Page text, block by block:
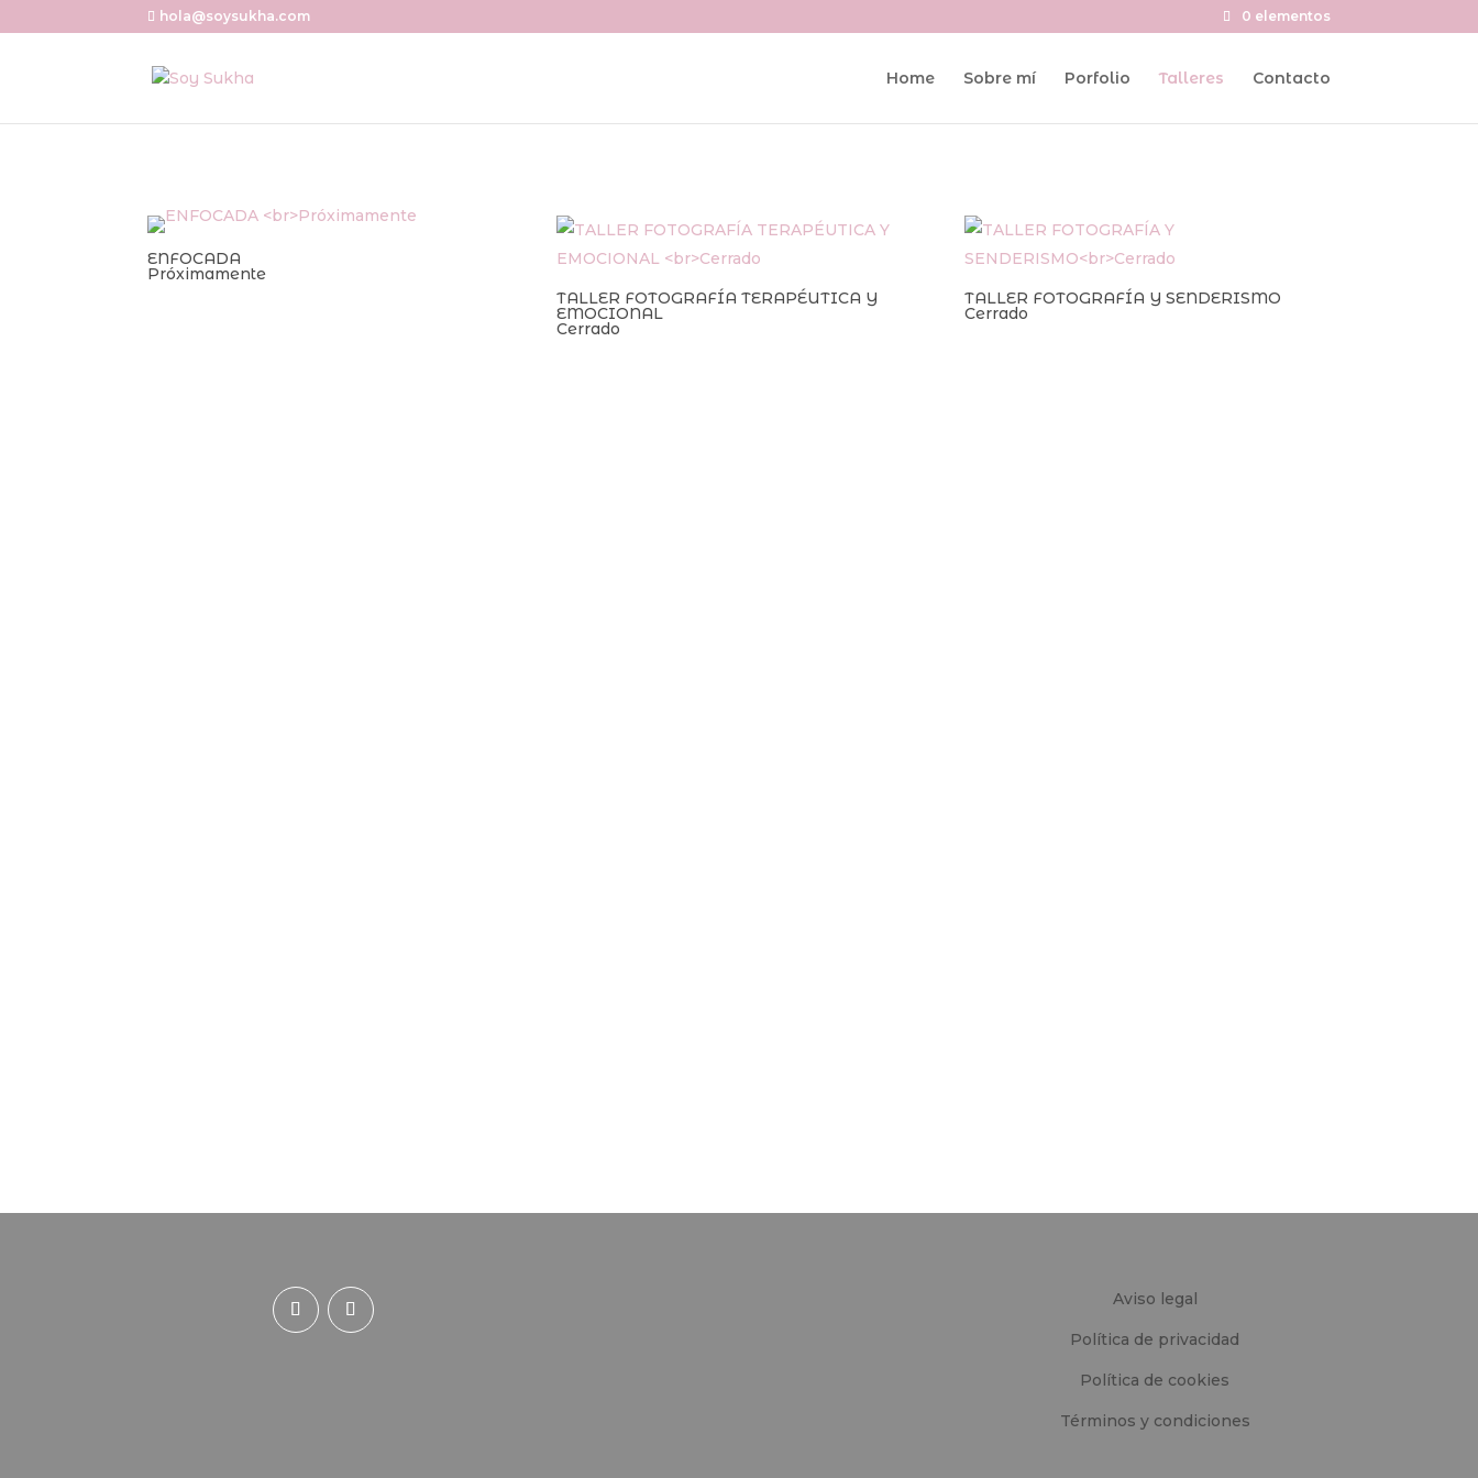
hola@soysukha.com 0 elementos
Home Sobre mí Porfolio Talleres Contacto
ENFOCADA
Próximamente
TALLER FOTOGRAFÍA TERAPÉUTICA Y
EMOCIONAL
Cerrado
TALLER FOTOGRAFÍA Y SENDERISMO
Cerrado
Aviso legal
Política de privacidad
Política de cookies
Términos y condiciones